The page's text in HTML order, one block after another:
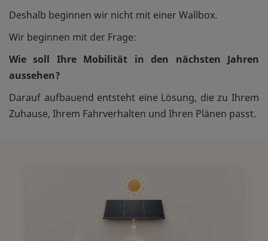
Deshalb beginnen wir nicht mit einer Wallbox.
Wir beginnen mit der Frage:
Wie soll Ihre Mobilität in den nächsten Jahren
aussehen?
Darauf aufbauend entsteht eine Lösung, die zu Ihrem
Zuhause, Ihrem Fahrverhalten und Ihren Plänen passt.